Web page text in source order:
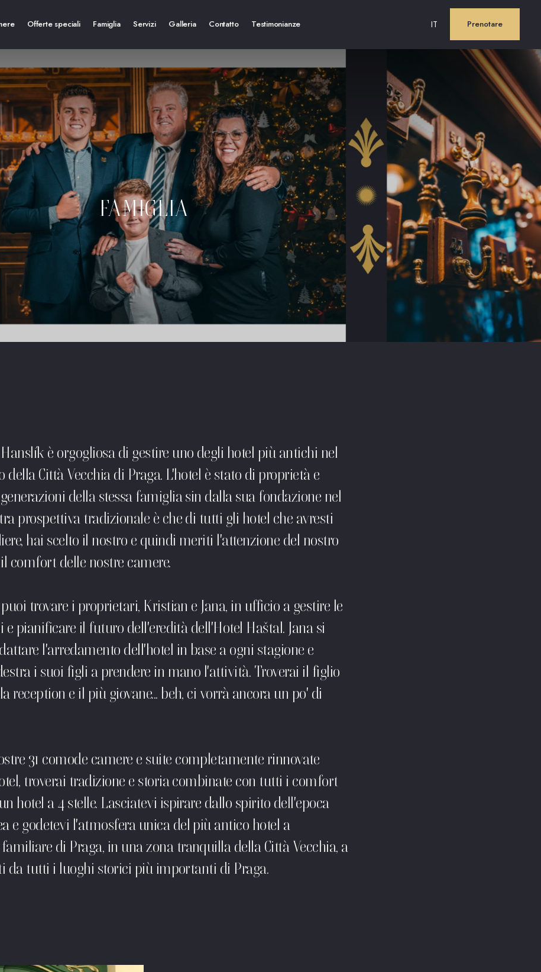
accogliente
singola
per famiglia
per 3
Offerte speciali Famiglia Servizi Galleria Contatto Testimonianze IT Prenotare
FAMIGLIA
è orgogliosa di gestire uno degli hotel più antichi nel
della Città Vecchia di Praga. L'hotel è stato di proprietà e
della stessa famiglia sin dalla sua fondazione nel
prospettiva tradizionale è che di tutti gli hotel che avresti
hai scelto il nostro e quindi meriti l'attenzione del nostro
comfort delle nostre camere.
trovare i proprietari, Kristian e Jana, in ufficio a gestire le
e pianificare il futuro dell'eredità dell'Hotel Haštal. Jana si
l'arredamento dell'hotel in base a ogni stagione e
i suoi figli a prendere in mano l'attività. Troverai il figlio
reception e il più giovane... beh, ci vorrà ancora un po' di
31 comode camere e suite completamente rinnovate
troverai tradizione e storia combinate con tutti i comfort
hotel a 4 stelle. Lasciatevi ispirare dallo spirito dell'epoca
e godetevi l'atmosfera unica del più antico hotel a
di Praga, in una zona tranquilla della Città Vecchia, a
da tutti i luoghi storici più importanti di Praga.